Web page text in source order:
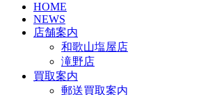
HOME
NEWS
店舗案内
和歌山塩屋店
滝野店
買取案内
郵送買取案内